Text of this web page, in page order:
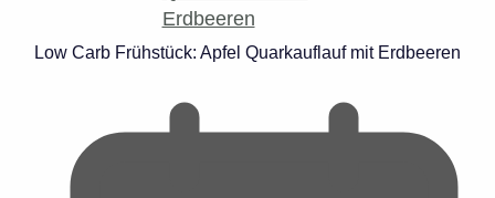
Low Carb Frühstück: Apfel Quarkauflauf mit Erdbeeren